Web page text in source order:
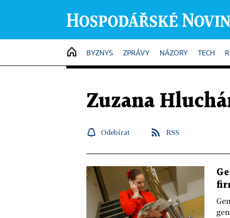
HOME
BYZNYS ZPRÁVY NÁZORY TECH
Zuzana
Odebírat RSS